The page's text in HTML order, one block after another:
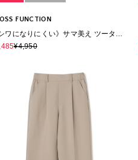
FUNCTION
シワになりにくい》サマ美え ツータッ
ャザーワイドパンツ
¥4,950